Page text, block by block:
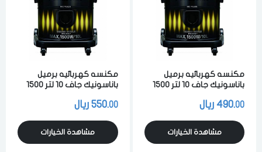
مكنسه كهربائيه برميل
باناسونيك جاف 10 لتر 1500
والسوائل اسود ماليزي
490.00 ريال
مشاهدة الخيارات
مكنسه كهربائيه برميل
باناسونيك جاف 10 لتر 1500
والسوائل اسود ماليزي
550.00 ريال
مشاهدة الخيارات